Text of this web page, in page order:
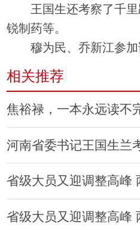
王国生还考察了千里
锐制药等。
穆为民、乔新江参加
相关推荐